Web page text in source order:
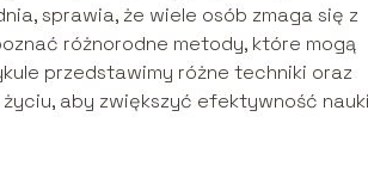
sprawia, że wiele osób zmaga się z
różnorodne metody, które mogą
przedstawimy różne techniki oraz
aby zwiększyć efektywność